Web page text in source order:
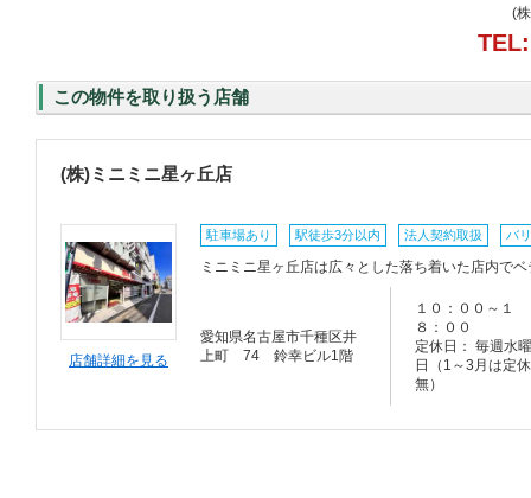
(
この物件を取り扱う店舗
(株)ミニミニ星ヶ丘店
店舗詳細を見る
駐車場あり 駅徒歩3分以内 法人契約取扱 バ
ミニミニ星ヶ丘店は広々とした落ち着いた店内で
愛知県名古屋市千種区井
上町 74 鈴幸ビル1階
１０：００～１
８：００
定休日： 毎週水曜
日（1～3月は定休
無）